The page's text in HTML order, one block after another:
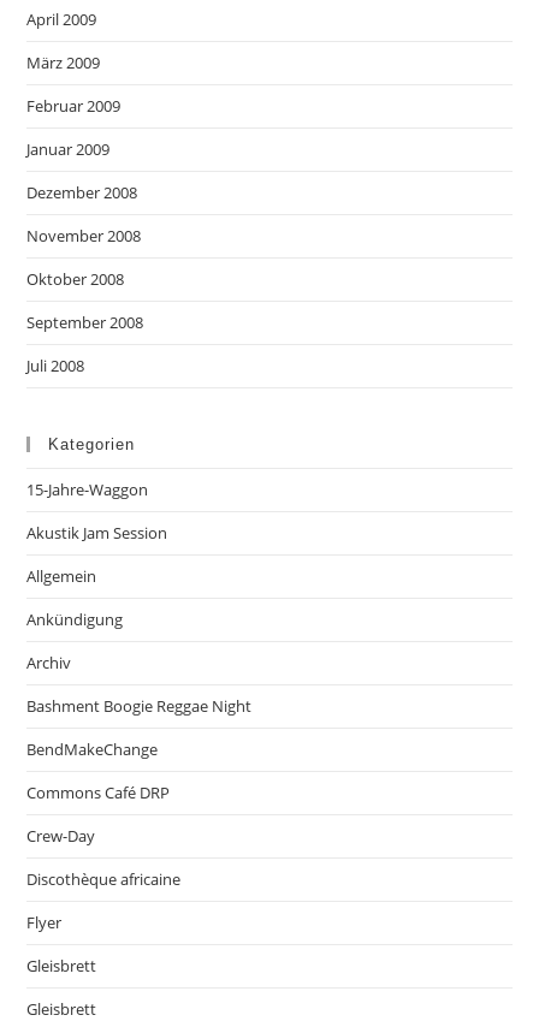
April 2009
März 2009
Februar 2009
Januar 2009
Dezember 2008
November 2008
Oktober 2008
September 2008
Juli 2008
Kategorien
15-Jahre-Waggon
Akustik Jam Session
Allgemein
Ankündigung
Archiv
Bashment Boogie Reggae Night
BendMakeChange
Commons Café DRP
Crew-Day
Discothèque africaine
Flyer
Gleisbrett
Gleisbrett